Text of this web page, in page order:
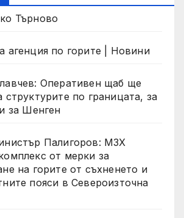
Търново
агенция по горите | Новини
Оперативен щаб ще
структурите по границата, за
за Шенген
Палигоров: МЗХ
от мерки за
на горите от съхненето и
пояси в Североизточна